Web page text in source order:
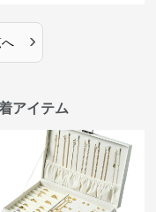
›
アイテム